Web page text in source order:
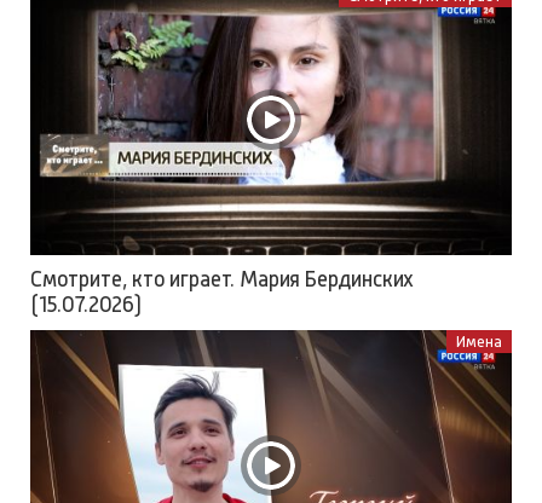
Смотрите, кто играет. Мария Бердинских
(15.07.2026)
Имена